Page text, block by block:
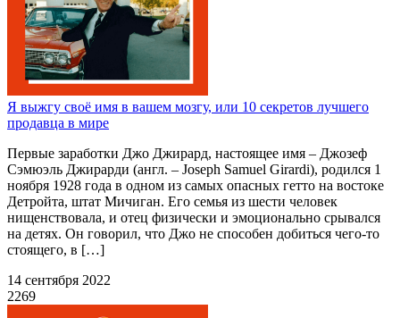
Я выжгу своё имя в вашем мозгу, или 10 секретов лучшего
продавца в мире
Первые заработки Джо Джирард, настоящее имя – Джозеф
Сэмюэль Джирарди (англ. – Joseph Samuel Girardi), родился 1
ноября 1928 года в одном из самых опасных гетто на востоке
Детройта, штат Мичиган. Его семья из шести человек
нищенствовала, и отец физически и эмоционально срывался
на детях. Он говорил, что Джо не способен добиться чего-то
стоящего, в […]
14 сентября 2022
2269